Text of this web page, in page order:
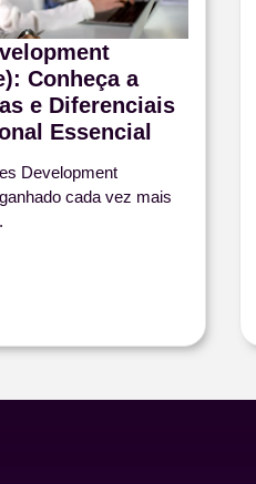
Conheça a
e Diferenciais
Essencial
Development
cada vez mais